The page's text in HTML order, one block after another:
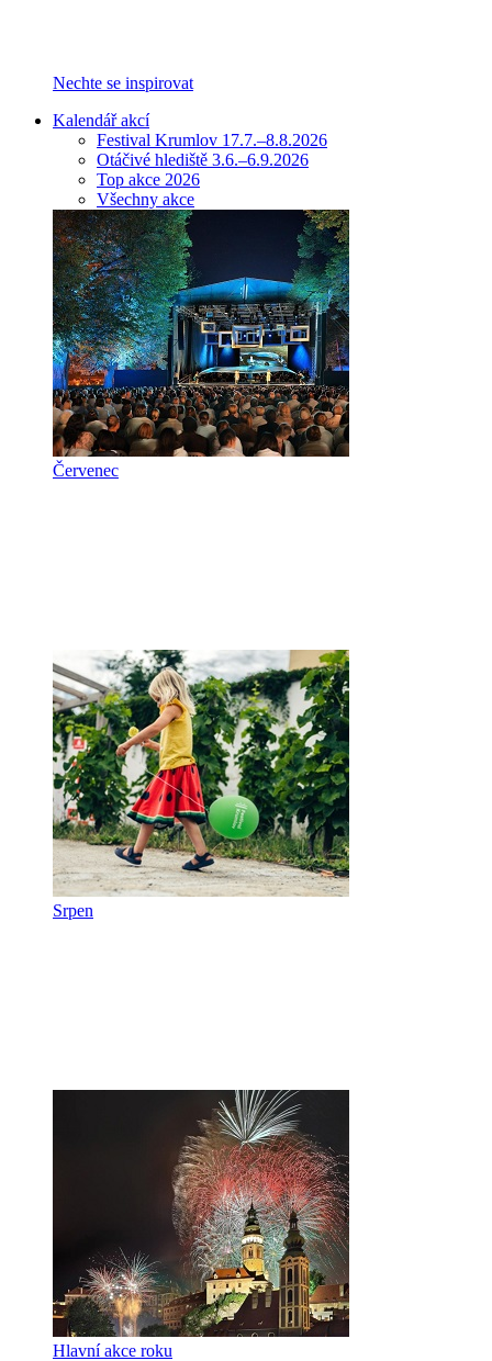
Nechte se inspirovat
Kalendář akcí
Festival Krumlov 17.7.–8.8.2026
Otáčivé hlediště 3.6.–6.9.2026
Top akce 2026
Všechny akce
Červenec
Srpen
Hlavní akce roku